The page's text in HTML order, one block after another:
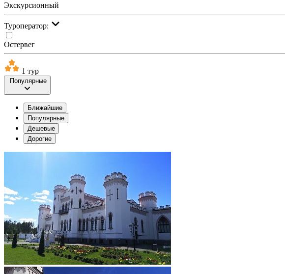
Экскурсионный
Туроператор:
Остервег
1 тур
Популярные
Ближайшие
Популярные
Дешевые
Дорогие